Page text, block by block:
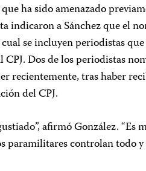
ha sido amenazado
indicaron a Sánchez que el
cual se incluyen periodistas
Dos de los periodistas
recientemente, tras haber
del CPJ.
afirmó González.
paramilitares controlan todo